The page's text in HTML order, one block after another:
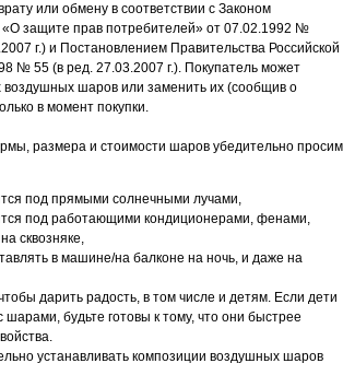
или обмену в соответствии с Законом
«О защите прав потребителей» от 07.02.1992 №
г.) и Постановлением Правительства Российской
№ 55 (в ред. 27.03.2007 г.). Покупатель может
воздушных шаров или заменить их (сообщив о
в момент покупки.
размера и стоимости шаров убедительно просим
под прямыми солнечными лучами,
под работающими кондиционерами, фенами,
сквозняке,
в машине/на балконе на ночь, и даже на
дарить радость, в том числе и детям. Если дети
шарами, будьте готовы к тому, что они быстрее
устанавливать композиции воздушных шаров